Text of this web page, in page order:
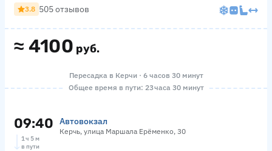
≈ 4100 руб.
3.8 505 отзывов
Пересадка в Керчи · 6 часов 30 минут
Общее время в пути: 23 часа 30 минут
09:40 Автовокзал
Керчь, улица Маршала Ерёменко, 30
1 ч 5 м
в пути